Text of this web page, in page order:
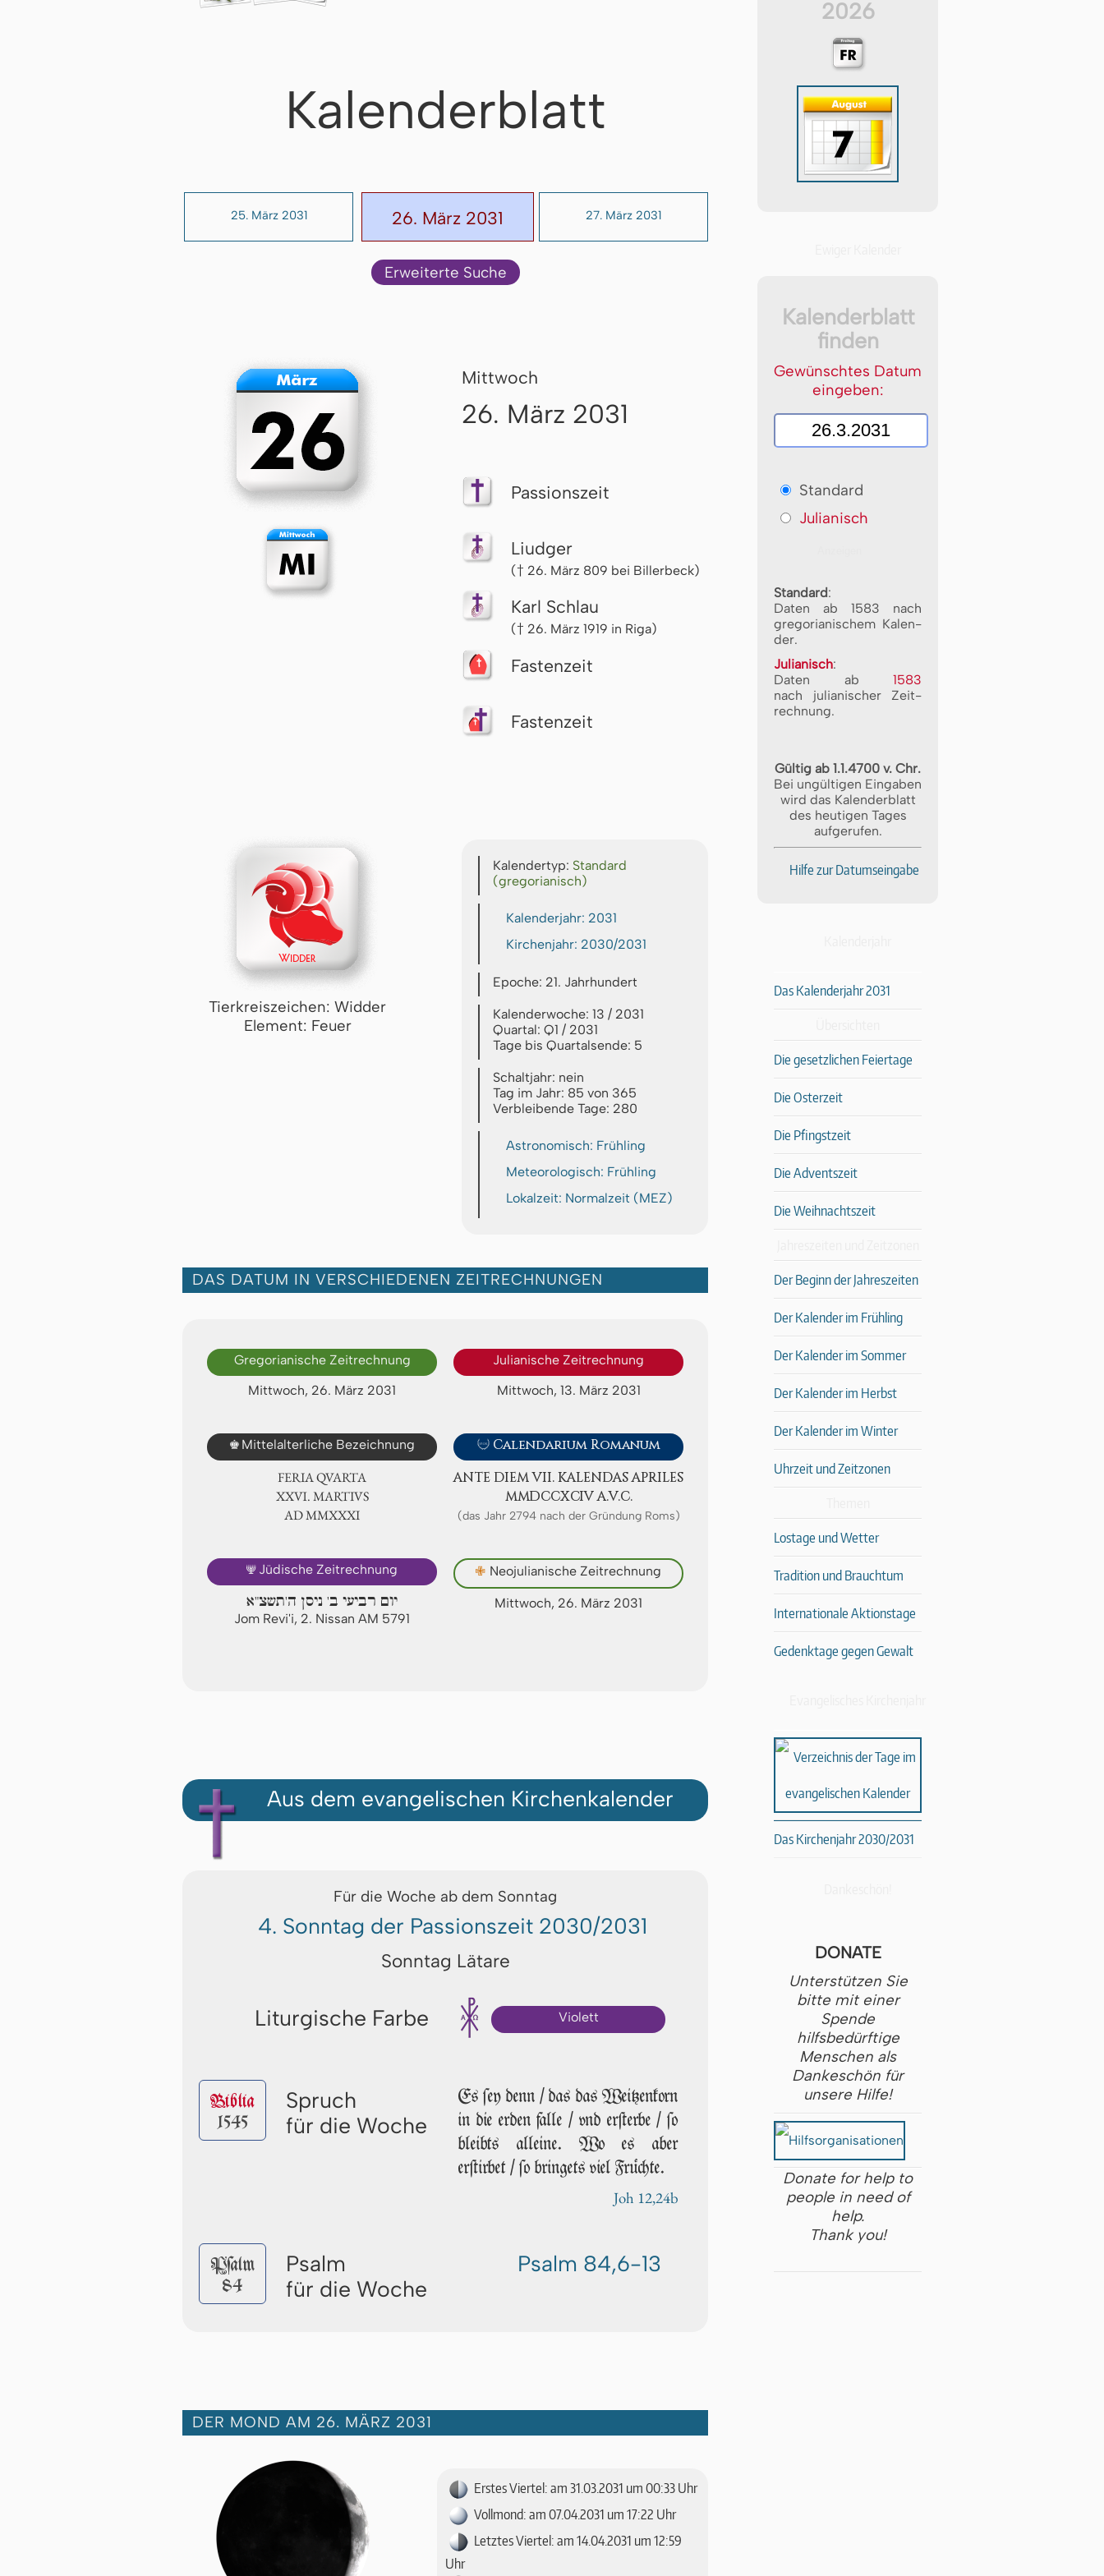
Kalenderblatt
25. März 2031 26. März 2031 27. März 2031
Erweiterte Suche
Mittwoch
26. März 2031
Passionszeit
Liudger
(† 26. März 809 bei Billerbeck)
Karl Schlau
(† 26. März 1919 in Riga)
Fastenzeit
Fastenzeit
Tierkreiszeichen: Widder
Element: Feuer
Kalendertyp: Standard
(gregorianisch)
Kalenderjahr: 2031
Kirchenjahr: 2030/2031
Epoche: 21. Jahrhundert
Kalenderwoche: 13 / 2031
Quartal: Q1 / 2031
Tage bis Quartalsende: 5
Schaltjahr: nein
Tag im Jahr: 85 von 365
Verbleibende Tage: 280
Astronomisch: Frühling
Meteorologisch: Frühling
Lokalzeit: Normalzeit (MEZ)
DAS DATUM IN VERSCHIEDENEN ZEITRECHNUNGEN
Gregorianische Zeitrechnung
Mittwoch, 26. März 2031
Julianische Zeitrechnung
Mittwoch, 13. März 2031
♚ Mittelalterliche Bezeichnung
FERIA QUARTA
ⅩⅩⅥ. MARTIVS
AD ⅯⅯⅩⅩⅪ
 Calendarium Romanum
ANTE DIEM VII. KA­LEN­DAS APRI­LES
ⅯⅯⅮⅭⅭⅩⅭⅠⅤ A.V.C.
(das Jahr 2794 nach der Gründung Roms)
🕎 Jüdische Zeitrechnung
יום רביעי ב' ניסן ה'תשצ"א
Jom Revi'i, 2. Nissan AM 5791
✙ Neojulianische Zeitrechnung
Mittwoch, 26. März 2031
Aus dem evangelischen Kirchenkalender
Für die Woche ab dem Sonntag
4. Sonntag der Passionszeit 2030/2031
Sonntag Lätare
Liturgische Farbe Violett
Biblia
1545
Spruch
für die Woche
Es ſey denn / das das Weitzenkorn
in die erden falle / vnd erſterbe / ſo
bleibts alleine. Wo es aber
erſtirbet / ſo bringets viel Früchte.
Joh 12,24b
Pſalm
84
Psalm
für die Woche
Psalm 84,6-13
DER MOND AM 26. MÄRZ 2031
Erstes Viertel: am 31.03.2031 um 00:33 Uhr
Vollmond: am 07.04.2031 um 17:22 Uhr
Letztes Viertel: am 14.04.2031 um 12:59
Uhr
2026
Kalenderblatt
finden
Gewünschtes Datum
eingeben:
Standard
Julianisch
Standard:
Daten ab 1583 nach
gre­go­ri­a­ni­schem Ka­len­
der.
Julianisch:
Daten ab 1583
nach ju­li­a­ni­scher Zeit­
rech­nung.
Gültig ab 1.1.4700 v. Chr.
Bei ungültigen Eingaben
wird das Kalenderblatt
des heutigen Tages
aufgerufen.
Hilfe zur Datumseingabe
Das Kalenderjahr 2031
Die gesetzlichen Feiertage
Die Osterzeit
Die Pfingstzeit
Die Adventszeit
Die Weihnachtszeit
Der Beginn der Jahreszeiten
Der Kalender im Frühling
Der Kalender im Sommer
Der Kalender im Herbst
Der Kalender im Winter
Uhrzeit und Zeitzonen
Lostage und Wetter
Tradition und Brauchtum
Internationale Aktionstage
Gedenktage gegen Gewalt
Das Kirchenjahr 2030/2031
DONATE
Unterstützen Sie
bitte mit einer
Spende
hilfsbedürftige
Menschen als
Dankeschön für
unsere Hilfe!
Donate for help to
people in need of
help.
Thank you!